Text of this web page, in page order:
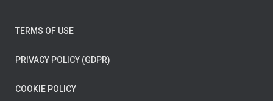
TERMS OF USE
PRIVACY POLICY (GDPR)
COOKIE POLICY